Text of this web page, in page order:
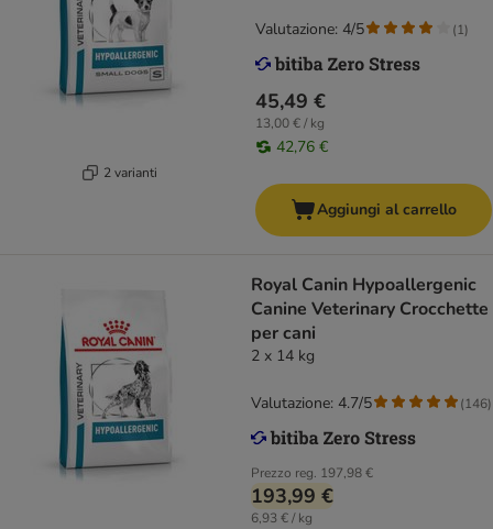
2 varianti
45,49 €
13,00 € / kg
42,76 €
Valutazione: 4/5 (1)
Aggiungi al carrello
Royal Canin Hypoallergenic
Canine Veterinary Crocchette
per cani
2 x 14 kg
Prezzo reg. 197,98 €
193,99 €
6,93 € / kg
Valutazione: 4.7/5 (146)